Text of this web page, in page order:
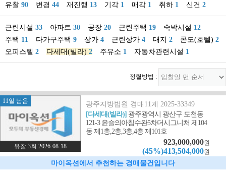
유찰 90 변경 44 재진행 13 기각 1 매각 1 취하 1 신건 2
근린시설 33 아파트 30 공장 20 근린주택 19 숙박시설 12
주택 11 다가구주택 9 상가 4 근린상가 4 대지 2 콘도(호텔) 2
오피스텔 2 다세대(빌라) 2 주유소 1 자동차관련시설 1
정렬방법 :
11일 남음
유찰 3회 2026-08-18
광주지방법원 경매11계 2025-33349
[다세대(빌라)] 광주광역시 광산구 도천동
121-3 윤슬의아침수완5차더시그니처 제104
동 제1층,2층,3층,4층 제101호
923,000,000원
(45%)413,504,000원
마이옥션에서 추천하는 경매물건입니다